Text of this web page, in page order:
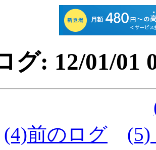
グ: 12/01/01
(4)前のログ
(5)